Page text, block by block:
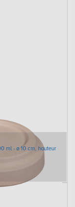
ml - ø 10 cm, hauteur